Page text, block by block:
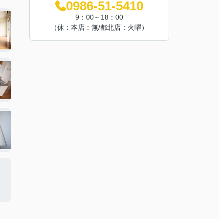
0986-51-5410
9：00～18：00
（休：本店：無/都北店：火曜）